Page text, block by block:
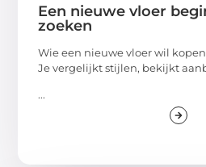
Een nieuwe vloer
zoeken
Wie een nieuwe vloer wil
Je vergelijkt stijlen, bekijkt
...